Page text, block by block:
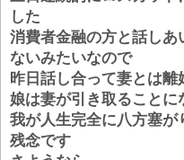
した
消費者金融の方と話し
ないみたいなので
昨日話し合って妻とは
娘は妻が引き取ることに
我が人生完全に八方塞が
残念です